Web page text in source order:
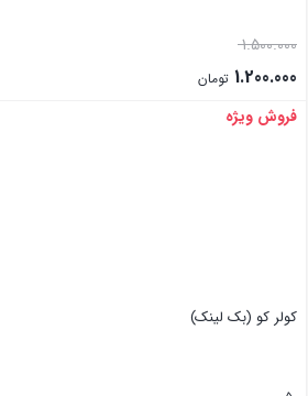
1.500.000
1.200.000 تومان
بستن
فروش ویژه
کولر کو (بک لینک)